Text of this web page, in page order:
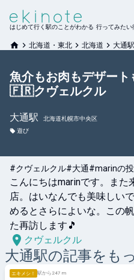
はじめて行く駅のことがわかる 行ってみたい
北海道・東北 北海道 大通駅
魚介もお肉もデザー
🇫🇷クヴェルクル
大通駅
北海道札幌市中央区
遊び
#クヴェルクル#大通#marinの
こんにちはmarinです。ま
店。はいなんでも美味しい
めるとさらによいな。この
た再訪します🎵
クヴェルクル
大通駅の記事をも
エキメシ！ 駅から247 m